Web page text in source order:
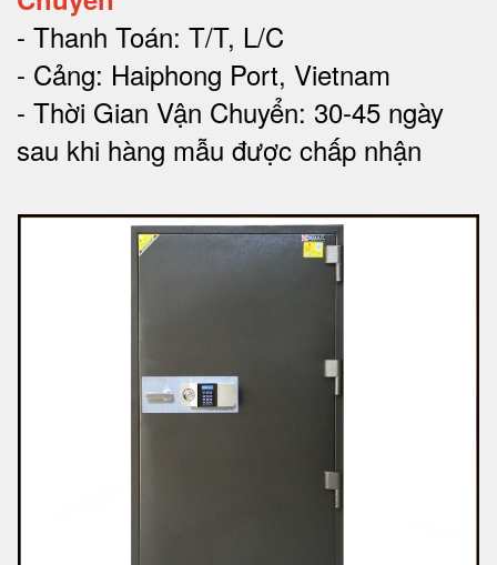
- Thanh Toán: T/T, L/C
- Cảng: Haiphong Port, Vietnam
- Thời Gian Vận Chuyển: 30-45 ngày
sau khi hàng mẫu được chấp nhận